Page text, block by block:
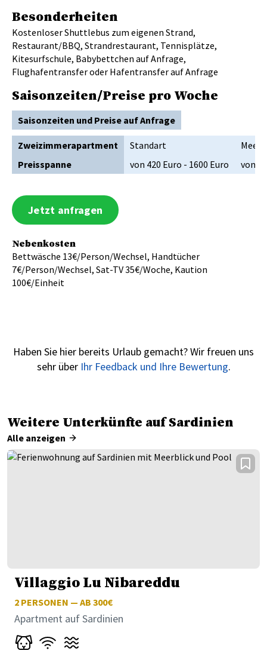
Besonderheiten
Kostenloser Shuttlebus zum eigenen Strand,
Restaurant/BBQ, Strandrestaurant, Tennisplätze,
Kitesurfschule, Babybettchen auf Anfrage,
Flughafentransfer oder Hafentransfer auf Anfrage
Saisonzeiten/Preise pro Woche
Saisonzeiten und Preise auf Anfrage
Zweizimmerapartment
Preisspanne
Standart
von 420 Euro - 1600 Euro
von
Jetzt anfragen
Nebenkosten
Bettwäsche 13€/Person/Wechsel, Handtücher
7€/Person/Wechsel, Sat-TV 35€/Woche, Kaution
100€/Einheit
Haben Sie hier bereits Urlaub gemacht? Wir freuen uns
sehr über Ihr Feedback und Ihre Bewertung.
Weitere Unterkünfte auf Sardinien
Alle anzeigen
Villaggio Lu Nibareddu
2 PERSONEN — AB 300€
Apartment auf Sardinien